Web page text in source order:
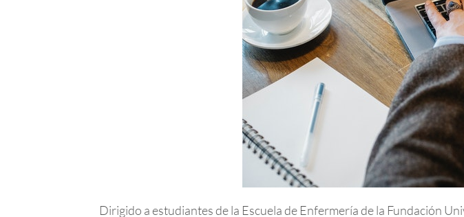
Dirigido a estudiantes de la Escuela de Enfermería de la Fundación